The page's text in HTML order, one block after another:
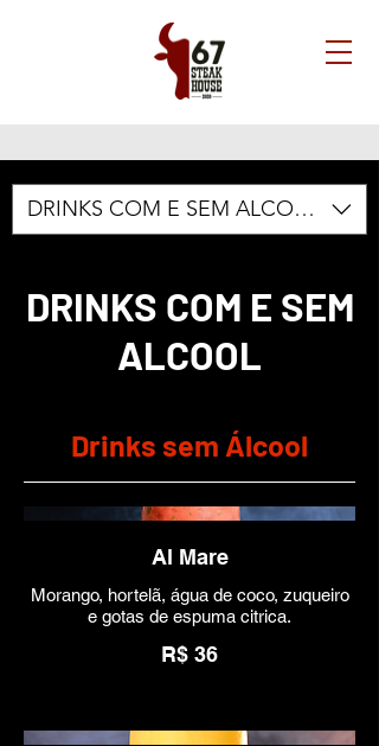
DRINKS COM E SEM ALCOOL
DRINKS COM E SEM
ALCOOL
Drinks sem Álcool
Al Mare
Morango, hortelã, água de coco, zuqueiro
e gotas de espuma citrica.
R$ 36